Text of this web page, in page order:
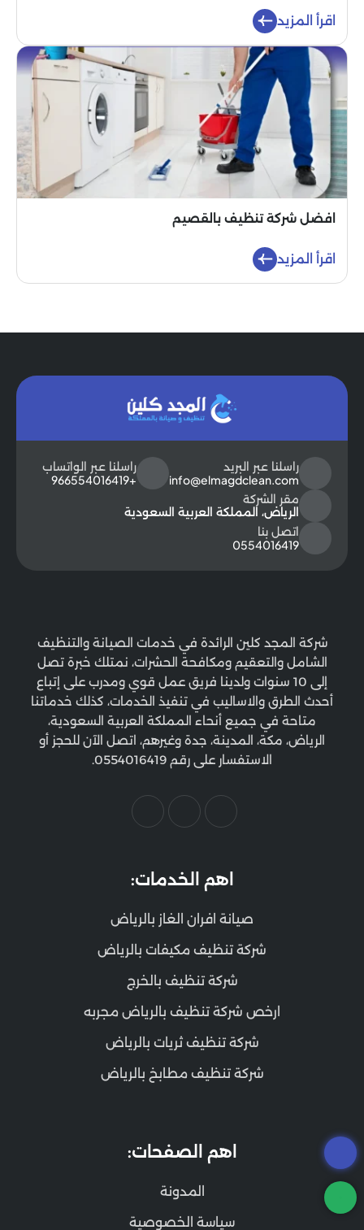
اقرأ المزيد
افضل شركة تنظيف بالقصيم
اقرأ المزيد
راسلنا عبر البريد
info@elmagdclean.com
راسلنا عبر الواتساب
+966554016419
مقر الشركة
الرياض، المملكة العربية السعودية
اتصل بنا
0554016419
شركة المجد كلين الرائدة في خدمات الصيانة والتنظيف
الشامل والتعقيم ومكافحة الحشرات، نمتلك خبرة تصل
إلى 10 سنوات ولدينا فريق عمل قوي ومدرب على إتباع
أحدث الطرق والاساليب في تنفيذ الخدمات، كذلك خدماتنا
متاحة في جميع أنحاء المملكة العربية السعودية،
الرياض، مكة، المدينة، جدة وغيرهم، اتصل الآن للحجز أو
الاستفسار على رقم 0554016419.
اهم الخدمات:
صيانة افران الغاز بالرياض
شركة تنظيف مكيفات بالرياض
شركة تنظيف بالخرج
ارخص شركة تنظيف بالرياض مجربه
شركة تنظيف ثريات بالرياض
شركة تنظيف مطابخ بالرياض
اهم الصفحات:
المدونة
سياسة الخصوصية